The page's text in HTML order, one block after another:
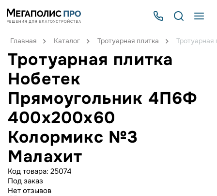
Главная Каталог Тротуарная плитка
Тротуарная плитка
Нобетек
Прямоугольник 4П6Ф
400x200x60
Колормикс №3
Малахит
Код товара: 25074
Под заказ
Нет отзывов